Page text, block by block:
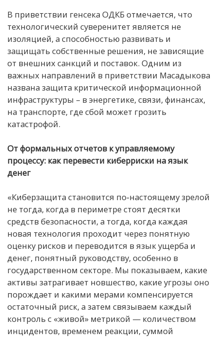
В приветствии генсека ОДКБ отмечается, что
технологический суверенитет является не
изоляцией, а способностью развивать и
защищать собственные решения, не зависящие
от внешних санкций и поставок. Одним из
важных направлений в приветствии Масадыкова
названа защита критической информационной
инфраструктуры – в энергетике, связи, финансах,
на транспорте, где сбой может грозить
катастрофой.
От формальных отчетов к управляемому
процессу: как перевести киберриски на язык
денег
«Киберзащита становится по‑настоящему зрелой
не тогда, когда в периметре стоят десятки
средств безопасности, а тогда, когда каждая
новая технология проходит через понятную
оценку рисков и переводится в язык ущерба и
денег, понятный руководству, особенно в
государственном секторе. Мы показываем, какие
активы затрагивает новшество, какие угрозы оно
порождает и какими мерами компенсируется
остаточный риск, а затем связываем каждый
контроль с «живой» метрикой — количеством
инцидентов, временем реакции, суммой